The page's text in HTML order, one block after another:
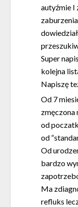
autyźmie I
Super
kolejna
Napiszę
Od 7
od
od
Od
bardzo
Ma
refluks